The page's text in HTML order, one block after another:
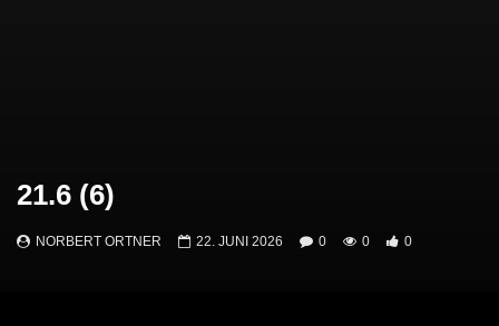
21.6 (6)
NORBERT ORTNER 22. JUNI 2026 0 0 0